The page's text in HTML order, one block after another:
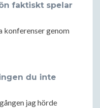
faktiskt spelar
konferenser genom
du inte
jag hörde